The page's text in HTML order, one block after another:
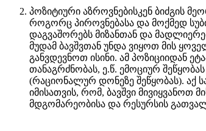
პოზიტიური აზროვნებისკენ ბიძგის
როგორც პიროვნებასა და მოქმედ
დაგვაშორებს მიზანთან და
მუდამ ბავშვთან უნდა ვიყოთ მის
განვდევნოთ ისინი. ამ პოზიციიდან
თანაგრძნობას, ე.წ. ემოციურ
(რაციონალურ დონეზე შეწყობას). აქ
იმისათვის, რომ, ბავშვი მივიყვანოთ
მდგომარეობისა და რესურსის